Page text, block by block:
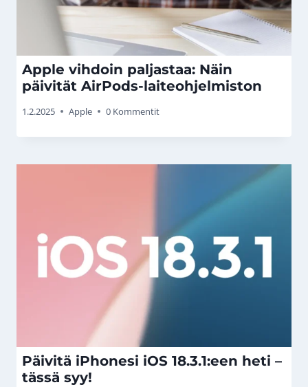
Apple vihdoin paljastaa: Näin
päivität AirPods-laiteohjelmiston
1.2.2025 Apple 0 Kommentit
Päivitä iPhonesi iOS 18.3.1:een heti –
tässä syy!